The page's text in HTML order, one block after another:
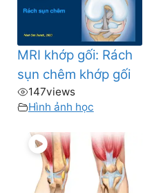
MRI khớp gối: Rách
sụn chêm khớp gối
147views
Hình ảnh học